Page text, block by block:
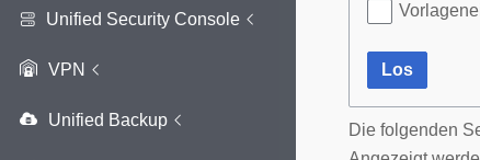
Unified Security Console
VPN
Unified Backup
Los
Die folgenden